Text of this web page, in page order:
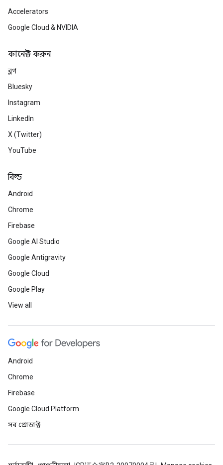
Accelerators
Google Cloud & NVIDIA
কানেক্ট করুন
ব্লগ
Bluesky
Instagram
LinkedIn
X (Twitter)
YouTube
বিল্ড
Android
Chrome
Firebase
Google AI Studio
Google Antigravity
Google Cloud
Google Play
View all
Android
Chrome
Firebase
Google Cloud Platform
সব প্রোডাক্ট